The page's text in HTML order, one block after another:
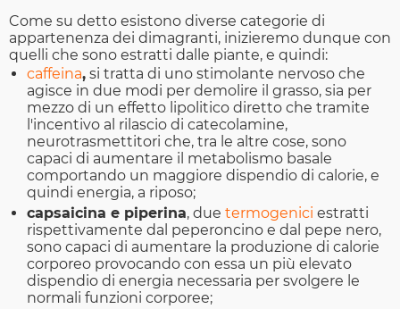
Come su detto esistono diverse categorie di
appartenenza dei dimagranti, inizieremo dunque con
quelli che sono estratti dalle piante, e quindi:
caffeina, si tratta di uno stimolante nervoso che
agisce in due modi per demolire il grasso, sia per
mezzo di un effetto lipolitico diretto che tramite
l'incentivo al rilascio di catecolamine,
neurotrasmettitori che, tra le altre cose, sono
capaci di aumentare il metabolismo basale
comportando un maggiore dispendio di calorie, e
quindi energia, a riposo;
capsaicina e piperina, due termogenici estratti
rispettivamente dal peperoncino e dal pepe nero,
sono capaci di aumentare la produzione di calorie
corporeo provocando con essa un più elevato
dispendio di energia necessaria per svolgere le
normali funzioni corporee;